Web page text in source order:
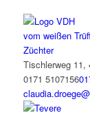
vom weißen
Züchter
Tischlerweg 11,
0171 5107156